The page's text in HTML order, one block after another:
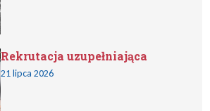
Rekrutacja uzupełniająca
21 lipca 2026